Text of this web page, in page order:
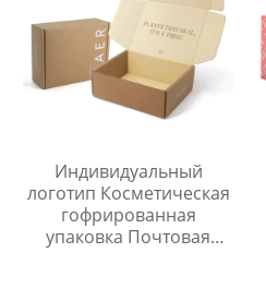
Индивидуальный
логотип Косметическая
гофрированная
упаковка Почтовая